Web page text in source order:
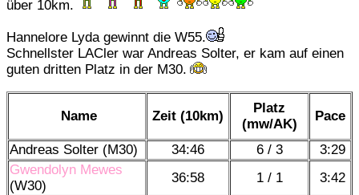
über 10km.
Hannelore Lyda gewinnt die W55.
Schnellster LACler war Andreas Solter, er kam auf einen
guten dritten Platz in der M30.
Name Zeit (10km)
Platz
(mw/AK)
Pace
Andreas Solter (M30) 34:46 6 / 3
3:29
Gwendolyn Mewes
(W30)
36:58 1 / 1
3:42